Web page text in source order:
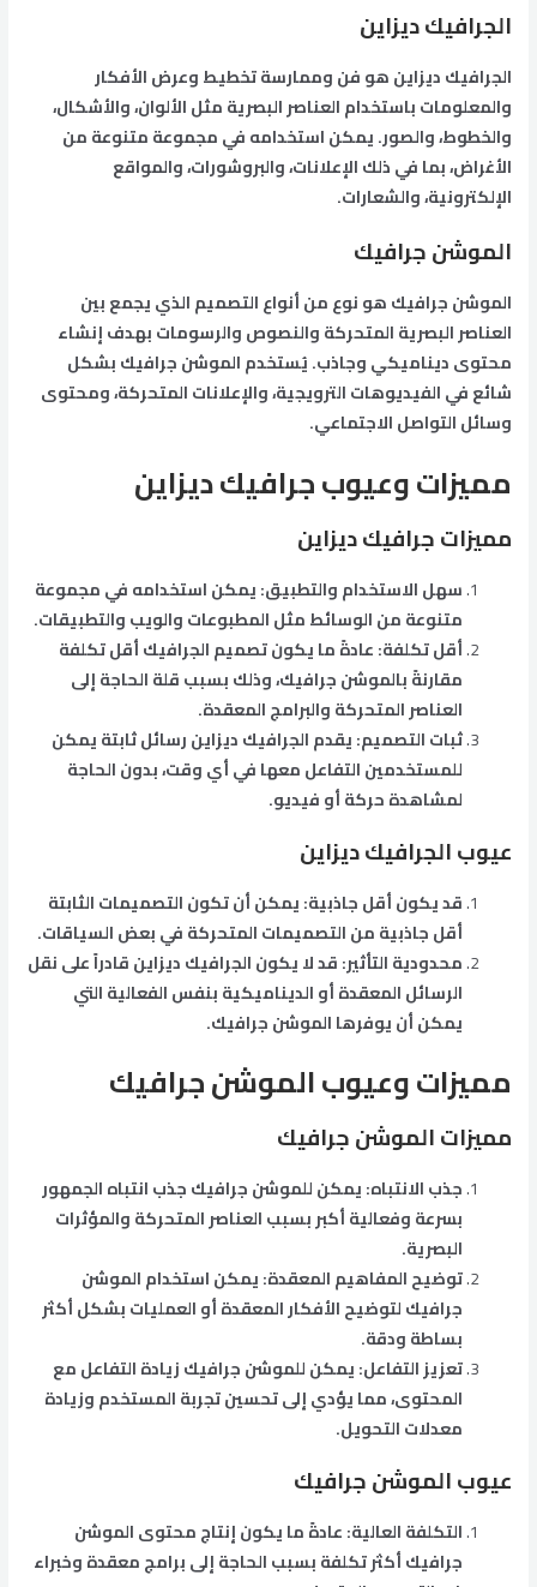
الجرافيك ديزاين
الجرافيك ديزاين هو فن وممارسة تخطيط وعرض الأفكار
والمعلومات باستخدام العناصر البصرية مثل الألوان، والأشكال،
والخطوط، والصور. يمكن استخدامه في مجموعة متنوعة من
الأغراض، بما في ذلك الإعلانات، والبروشورات، والمواقع
الإلكترونية، والشعارات.
الموشن جرافيك
الموشن جرافيك هو نوع من أنواع التصميم الذي يجمع بين
العناصر البصرية المتحركة والنصوص والرسومات بهدف إنشاء
محتوى ديناميكي وجاذب. يُستخدم الموشن جرافيك بشكل
شائع في الفيديوهات الترويجية، والإعلانات المتحركة، ومحتوى
وسائل التواصل الاجتماعي.
مميزات وعيوب جرافيك ديزاين
مميزات جرافيك ديزاين
سهل الاستخدام والتطبيق: يمكن استخدامه في مجموعة
متنوعة من الوسائط مثل المطبوعات والويب والتطبيقات.
أقل تكلفة: عادةً ما يكون تصميم الجرافيك أقل تكلفة
مقارنةً بالموشن جرافيك، وذلك بسبب قلة الحاجة إلى
العناصر المتحركة والبرامج المعقدة.
ثبات التصميم: يقدم الجرافيك ديزاين رسائل ثابتة يمكن
للمستخدمين التفاعل معها في أي وقت، بدون الحاجة
لمشاهدة حركة أو فيديو.
عيوب الجرافيك ديزاين
قد يكون أقل جاذبية: يمكن أن تكون التصميمات الثابتة
أقل جاذبية من التصميمات المتحركة في بعض السياقات.
محدودية التأثير: قد لا يكون الجرافيك ديزاين قادراً على نقل
الرسائل المعقدة أو الديناميكية بنفس الفعالية التي
يمكن أن يوفرها الموشن جرافيك.
مميزات وعيوب الموشن جرافيك
مميزات الموشن جرافيك
جذب الانتباه: يمكن للموشن جرافيك جذب انتباه الجمهور
بسرعة وفعالية أكبر بسبب العناصر المتحركة والمؤثرات
البصرية.
توضيح المفاهيم المعقدة: يمكن استخدام الموشن
جرافيك لتوضيح الأفكار المعقدة أو العمليات بشكل أكثر
بساطة ودقة.
تعزيز التفاعل: يمكن للموشن جرافيك زيادة التفاعل مع
المحتوى، مما يؤدي إلى تحسين تجربة المستخدم وزيادة
معدلات التحويل.
عيوب الموشن جرافيك
التكلفة العالية: عادةً ما يكون إنتاج محتوى الموشن
جرافيك أكثر تكلفة بسبب الحاجة إلى برامج معقدة وخبراء